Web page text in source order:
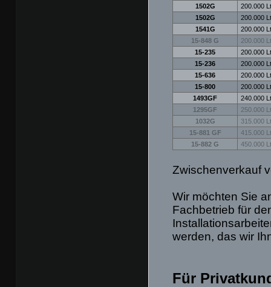
1502G
200.000
1502G
200.000
1541G
200.000
15-848 G
200.000
15-235
200.000
15-236
200.000
15-636
200.000
15-800
200.000
1493GF
240.000
1295GF
250.000
1032G
315.000
15-881 GF
415.000
15-882 G
450.000
Zwischenverkauf
Wir möchten Sie
Fachbetrieb für
werden, das wir
Für